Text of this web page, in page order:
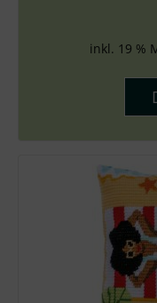
inkl. 19 %